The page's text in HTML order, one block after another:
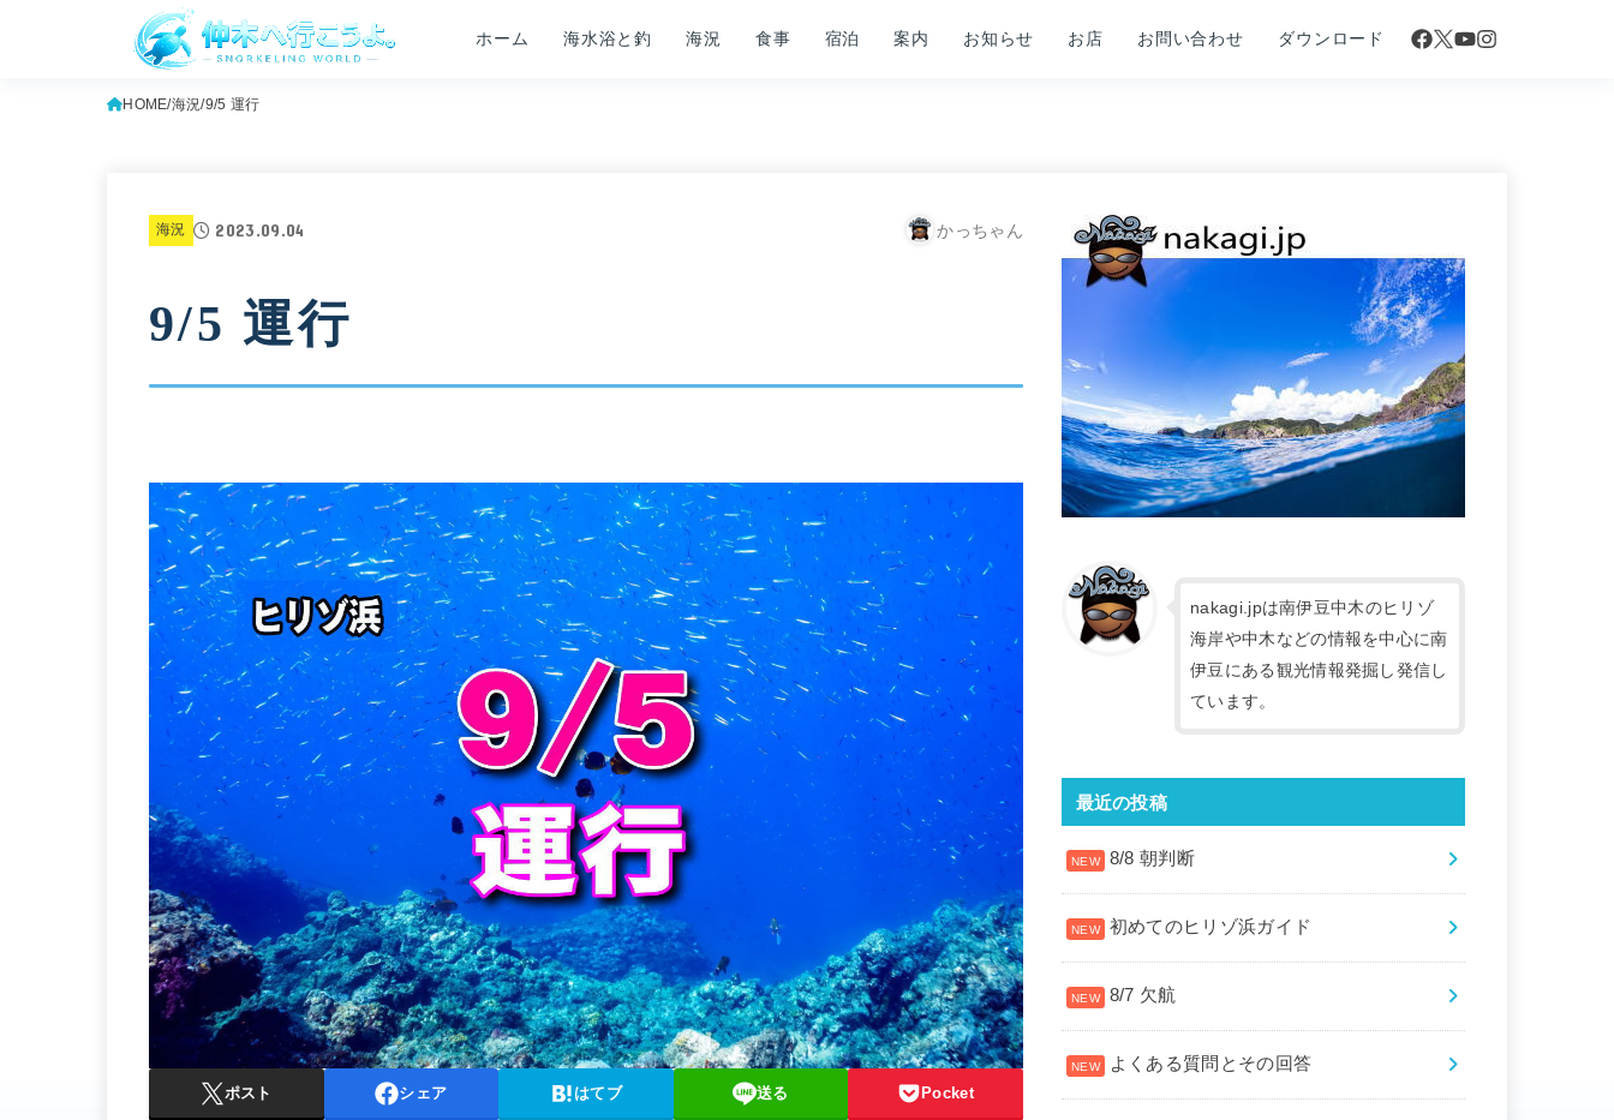
ホーム 海水浴と釣 海況 食事 宿泊 案内 お知らせ お店 お問い合わせ ダウンロード
HOME 海況 9/5 運行
海況 2023.09.04 かっちゃん
9/5 運行
ポスト シェア はてブ 送る Pocket
nakagi.jpは南伊豆中木のヒリゾ
海岸や中木などの情報を中心に南
伊豆にある観光情報発掘し発信し
ています。
最近の投稿
8/8 朝判断
初めてのヒリゾ浜ガイド
8/7 欠航
よくある質問とその回答